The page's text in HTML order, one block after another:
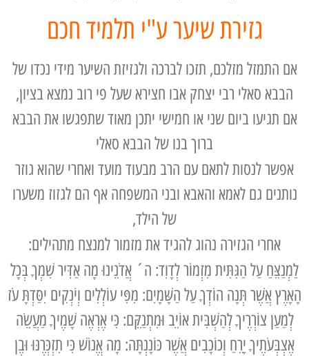
גזירת שיער ע"י תלמיד חכם
אם התמזל מזלכם, תזכו לברכה ולגזיזת השיער מידי נכדו של
הבבא סאלי רבי יצחק אבו חצירא שעל פי רוב נמצא בציון,
אם תגיעו ביום שני או חמישי יתכן מאוד שתפגשו את הבבא
ברוך בנו של הבבא סאלי
אפשר לנסות לתאם עם הרב מבעוד מועד ואחרי שהוא גוזר
נותנים גם לאמא והאבא ובני המשפחה אף הם לגזוז משערו
של הילד,
אחרי הגזירה נהוג להגיד את מזמור למנצח מתהילים:
לַמְנַצֵּחַ עַל הַגִּתִּית מִזְמוֹר לְדָוִד: ה´ אֲדֹנֵינוּ מָה אַדִּיר שִׁמְךָ בְּכָל
הָאָרֶץ אֲשֶׁר תְּנָה הוֹדְךָ עַל הַשָּׁמָיִם: מִפִּי עוֹלְלִים וְיֹנְקִים יִסַּדְתָּ עֹז
לְמַעַן צוֹרְרֶיךָ לְהַשְׁבִּית אוֹיֵב וּמִתְנַקֵּם: כִּי אֶרְאֶה שָׁמֶיךָ מַעֲשֵׂה
אֶצְבְּעֹתֶיךָ יָרֵחַ וְכוֹכָבִים אֲשֶׁר כּוֹנָנְתָּה: מָה אֱנוֹשׁ כִּי תִזְכְּרֶנּוּ וּבֶן